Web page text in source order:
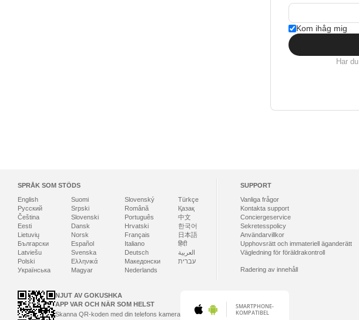
Kom ihåg mig
Har
SPRÅK SOM STÖDS
English
Русский
Čeština
Eesti
Lietuvių
Български
Latviešu
Polski
Українська
Suomi
Srpski
Slovenski
Dansk
Norsk
Español
Svenska
Ελληνικά
Magyar
Slovenský
Română
Português
Hrvatski
Français
Italiano
Deutsch
Македонски
Nederlands
Türkçe
Қазақ
中文
한국어
日本語
हिंदी
العربية
עברית
SUPPORT
Vanliga frågor
Kontakta support
Conciergeservice
Sekretesspolicy
Användarvillkor
Upphovsrätt och immateriell äganderätt
Vägledning för föräldrakontroll
Radering av innehåll
NJUT AV GOKUSHKA
APP VAR OCH NÄR SOM HELST
Skanna QR-koden med din telefons kamera
SMARTPHONE-
KOMPATIBEL